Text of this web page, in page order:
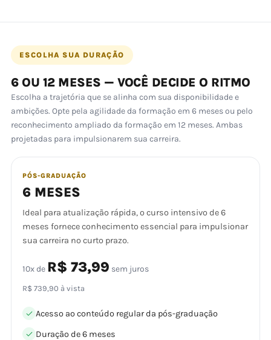
ESCOLHA SUA DURAÇÃO
6 OU 12 MESES — VOCÊ DECIDE O RITMO
Escolha a trajetória que se alinha com sua disponibilidade e
ambições. Opte pela agilidade da formação em 6 meses ou pelo
reconhecimento ampliado da formação em 12 meses. Ambas
projetadas para impulsionarem sua carreira.
PÓS-GRADUAÇÃO
6 MESES
Ideal para atualização rápida, o curso intensivo de 6
meses fornece conhecimento essencial para impulsionar
sua carreira no curto prazo.
10x de R$ 73,99 sem juros
R$ 739,90 à vista
Acesso ao conteúdo regular da pós-graduação
Duração de 6 meses